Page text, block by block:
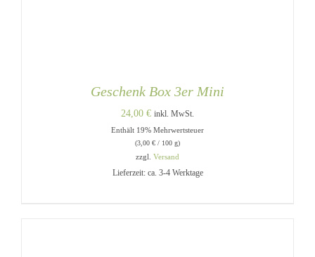
Geschenk Box 3er Mini
24,00 € inkl. MwSt.
Enthält 19% Mehrwertsteuer
(3,00 € / 100 g)
zzgl. Versand
Lieferzeit: ca. 3-4 Werktage